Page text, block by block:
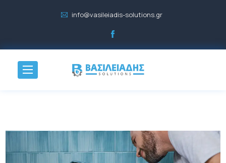
info@vasileiadis-solutions.gr